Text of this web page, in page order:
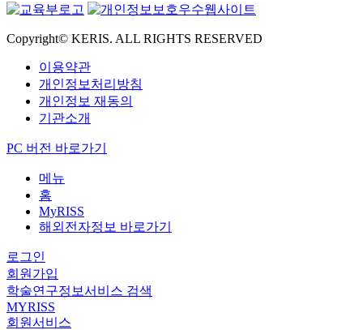
Copyright© KERIS. ALL RIGHTS RESERVED
이용약관
개인정보처리방침
개인정보 재동의
기관소개
PC 버전 바로가기
메뉴
홈
MyRISS
해외전자정보 바로가기
로그인
회원가입
학술연구정보서비스 검색
MYRISS
회원서비스